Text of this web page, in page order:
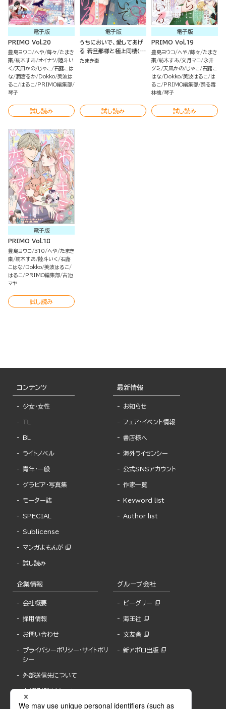
電子版
PRIMO Vol.20
豊島ヨウコ へや 蒔々 たまき
棗 紡木すあ オイナツ 陸斗い
く 天凪かの じゃこ 石蕗こは
な 潤宮るか Dokko 美波は
るこ
はるこ
PRIMO編集部
琴子
試し読み
電子版
うちにおいで、愛してあげ
る 若旦那様と極上同棲（分
冊版）
たまき棗
試し読み
電子版
PRIMO Vol.19
豊島ヨウコ へや 蒔々 たまき
棗 紡木すあ 文月マロ
永井
グミ 天凪かの じゃこ 石蕗こ
はな
Dokko 美波はるこ
は
るこ
PRIMO編集部 踊る毒
林檎 琴子
試し読み
電子版
PRIMO Vol.18
豊島ヨウコ 310 へや たまき
棗 紡木すあ 陸斗いく 石蕗
こはな
Dokko 美波はるこ
はるこ
PRIMO編集部 古池
マヤ
試し読み
コンテンツ
少女・女性
TL
BL
ライトノベル
青年・一般
グラビア・写真集
モーター誌
SPECIAL
Sublicense
マンガよもんが
試し読み
最新情報
お知らせ
フェア・イベント情報
書店様へ
海外ライセンシー
公式SNSアカウント
作家一覧
Keyword list
Author list
企業情報
会社概要
採用情報
お問い合わせ
プライバシーポリシー・サイトポリ
シー
外部送信先について
内部通報制度について
グループ会社
ビーグリー
海王社
文友舎
新アポロ出版